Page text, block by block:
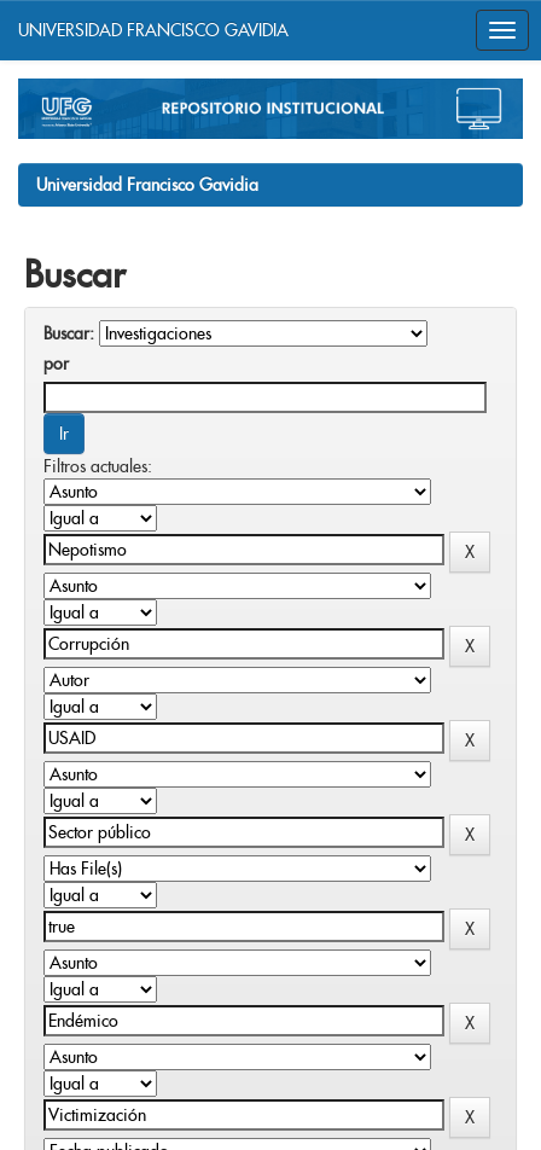
navigation
UNIVERSIDAD FRANCISCO GAVIDIA
Universidad Francisco Gavidia
Buscar
Buscar:
por
Filtros actuales: